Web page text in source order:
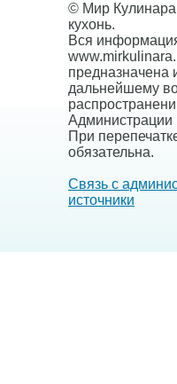
© Мир
кухонь.
Вся
предназначена
дальнейшему
Администрации
При
обязательна.
Связь с
источники